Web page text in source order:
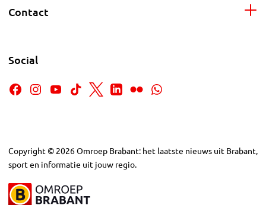
Contact
Social
Copyright © 2026Omroep Brabant: het laatste nieuws uit Brabant,
sport en informatie uit jouw regio.